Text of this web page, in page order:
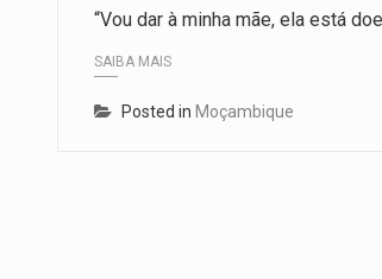
“Vou dar à minha mãe, ela está
SAIBA MAIS
Posted in Moçambique